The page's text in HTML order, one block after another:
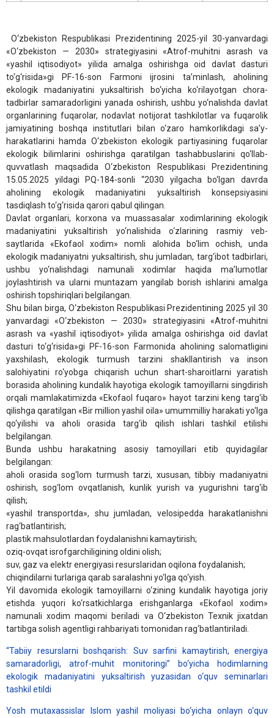
O‘zbekiston Respublikasi Prezidentining 2025-yil 30-yanvardagi
«O‘zbekiston — 2030» strategiyasini «Atrof-muhitni asrash va
«yashil iqtisodiyot» yilida amalga oshirishga oid davlat dasturi
to‘g‘risida»gi PF-16-son Farmoni ijrosini ta’minlash, aholining
ekologik madaniyatini yuksaltirish bo‘yicha ko‘rilayotgan chora-
tadbirlar samaradorligini yanada oshirish, ushbu yo‘nalishda davlat
organlarining fuqarolar, nodavlat notijorat tashkilotlar va fuqarolik
jamiyatining boshqa institutlari bilan o‘zaro hamkorlikdagi sa’y-
harakatlarini hamda O‘zbekiston ekologik partiyasining fuqarolar
ekologik bilimlarini oshirishga qaratilgan tashabbuslarini qo‘llab-
quvvatlash maqsadida O‘zbekiston Respublikasi Prezidentining
15.05.2025 yildagi PQ-184-sonli “2030 yilgacha bo‘lgan davrda
aholining ekologik madaniyatini yuksaltirish konsepsiyasini
tasdiqlash to‘g‘risida qarori qabul qilingan.
Davlat organlari, korxona va muassasalar xodimlarining ekologik
madaniyatini yuksaltirish yo‘nalishida o‘zlarining rasmiy veb-
saytlarida «Ekofaol xodim» nomli alohida bo‘lim ochish, unda
ekologik madaniyatni yuksaltirish, shu jumladan, targ‘ibot tadbirlari,
ushbu yo‘nalishdagi namunali xodimlar haqida ma’lumotlar
joylashtirish va ularni muntazam yangilab borish ishlarini amalga
oshirish topshiriqlari belgilangan.
Shu bilan birga, O‘zbekiston Respublikasi Prezidentining 2025 yil 30
yanvardagi «O‘zbekiston — 2030» strategiyasini «Atrof-muhitni
asrash va «yashil iqtisodiyot» yilida amalga oshirishga oid davlat
dasturi to‘g‘risida»gi PF-16-son Farmonida aholining salomatligini
yaxshilash, ekologik turmush tarzini shakllantirish va inson
salohiyatini ro‘yobga chiqarish uchun shart-sharoitlarni yaratish
borasida aholining kundalik hayotiga ekologik tamoyillarni singdirish
orqali mamlakatimizda «Ekofaol fuqaro» hayot tarzini keng targ‘ib
qilishga qaratilgan «Bir million yashil oila» umummilliy harakati yo‘lga
qo‘yilishi va aholi orasida targ‘ib qilish ishlari tashkil etilishi
belgilangan.
Bunda ushbu harakatning asosiy tamoyillari etib quyidagilar
belgilangan:
aholi orasida sog‘lom turmush tarzi, xususan, tibbiy madaniyatni
oshirish, sog‘lom ovqatlanish, kunlik yurish va yugurishni targ‘ib
qilish;
«yashil transportda», shu jumladan, velosipedda harakatlanishni
rag‘batlantirish;
plastik mahsulotlardan foydalanishni kamaytirish;
oziq-ovqat isrofgarchiligining oldini olish;
suv, gaz va elektr energiyasi resurslaridan oqilona foydalanish;
chiqindilarni turlariga qarab saralashni yo‘lga qo‘yish.
Yil davomida ekologik tamoyillarni o‘zining kundalik hayotiga joriy
etishda yuqori ko‘rsatkichlarga erishganlarga «Ekofaol xodim»
namunali xodim maqomi beriladi va O‘zbekiston Texnik jixatdan
tartibga solish agentligi rahbariyati tomonidan rag‘batlantiriladi.
“Tabiiy resurslarni boshqarish: Suv sarfini kamaytirish, energiya
samaradorligi, atrof-muhit monitoringi” bo‘yicha hodimlarning
ekologik madaniyatini yuksaltirish yuzasidan o‘quv seminarlari
tashkil etildi
Yosh mutaxassislar Islom yashil moliyasi bo‘yicha onlayn o‘quv